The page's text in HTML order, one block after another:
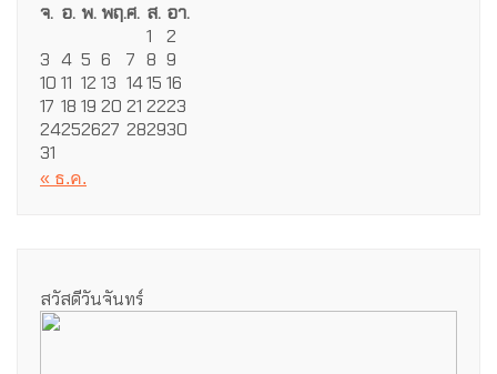
จ. อ. พ.พฤ.ศ. ส. อา.
1
2
3 4 5 6 7 8 9
10 11 12 13 1415 16
17 18 19 20 21 2223
24252627 282930
31
« ธ.ค.
สวัสดีวันจันทร์